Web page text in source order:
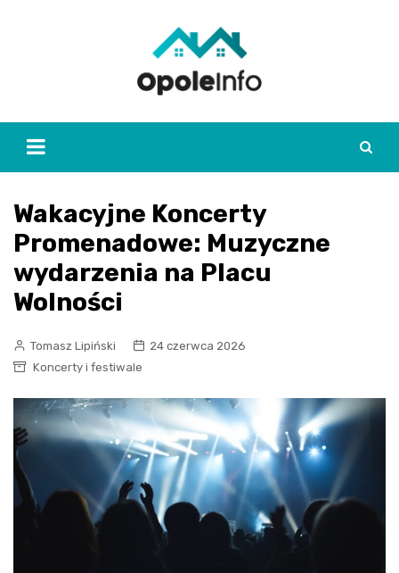
Wakacyjne Koncerty
Promenadowe: Muzyczne
wydarzenia na Placu
Wolności
Tomasz Lipiński
24 czerwca 2026
Koncerty i festiwale